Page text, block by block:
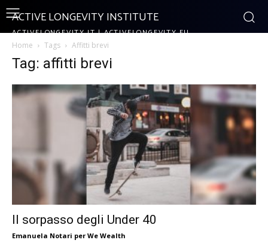
ACTIVE LONGEVITY INSTITUTE
ACTIVELONGEVITY.IT | ACTIVELONGEVITY.EU
Home Tags Affitti brevi
Tag: affitti brevi
Il sorpasso degli Under 40
Emanuela Notari per We Wealth